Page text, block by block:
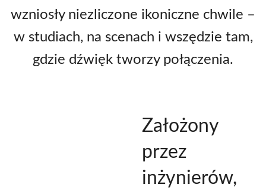
wzniosły niezliczone ikoniczne chwile –
w studiach, na scenach i wszędzie tam,
gdzie dźwięk tworzy połączenia.
Założony
przez
inżynierów,